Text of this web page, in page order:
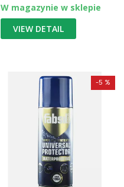
W magazynie w sklepie
VIEW DETAIL
-5 %